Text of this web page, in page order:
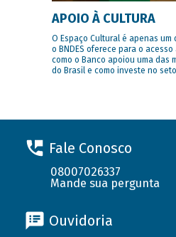
APOIO À CULTURA
O Espaço Cultural é apenas um
o BNDES oferece para o
como o Banco apoiou uma das
do Brasil e como investe no
Fale Conosco
08007026337
Mande sua pergunta
Ouvidoria